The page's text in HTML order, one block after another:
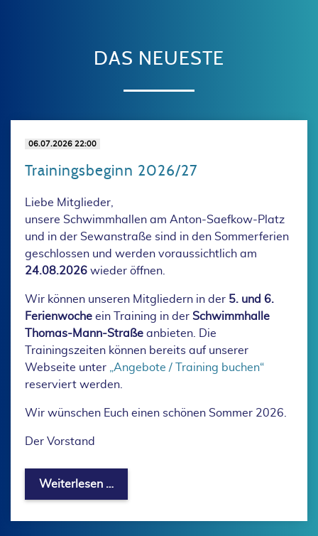
DAS NEUESTE
06.07.2026 22:00
Trainingsbeginn 2026/27
Liebe Mitglieder,
unsere Schwimmhallen am Anton-Saefkow-Platz
und in der Sewanstraße sind in den Sommerferien
geschlossen und werden voraussichtlich am
24.08.2026 wieder öffnen.
Wir können unseren Mitgliedern in der 5. und 6.
Ferienwoche ein Training in der Schwimmhalle
Thomas-Mann-Straße anbieten. Die
Trainingszeiten können bereits auf unserer
Webseite unter
„Angebote / Training buchen“
reserviert werden.
Wir wünschen Euch einen schönen Sommer 2026.
Der Vorstand
Weiterlesen …